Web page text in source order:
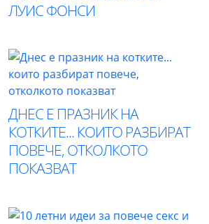
ЛУИС ФОНСИ
ДНЕС Е ПРАЗНИК НА
КОТКИТЕ... КОИТО РАЗБИРАТ
ПОВЕЧЕ, ОТКОЛКОТО
ПОКАЗВАТ